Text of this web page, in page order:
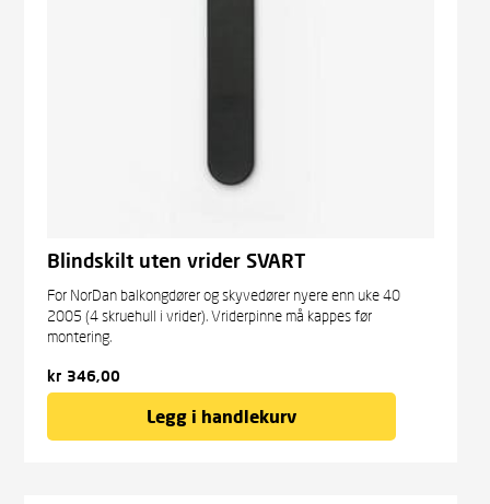
Blindskilt uten vrider SVART
For NorDan balkongdører og skyvedører nyere enn uke 40
2005 (4 skruehull i vrider). Vriderpinne må kappes før
montering.
kr 346,00
Legg i handlekurv